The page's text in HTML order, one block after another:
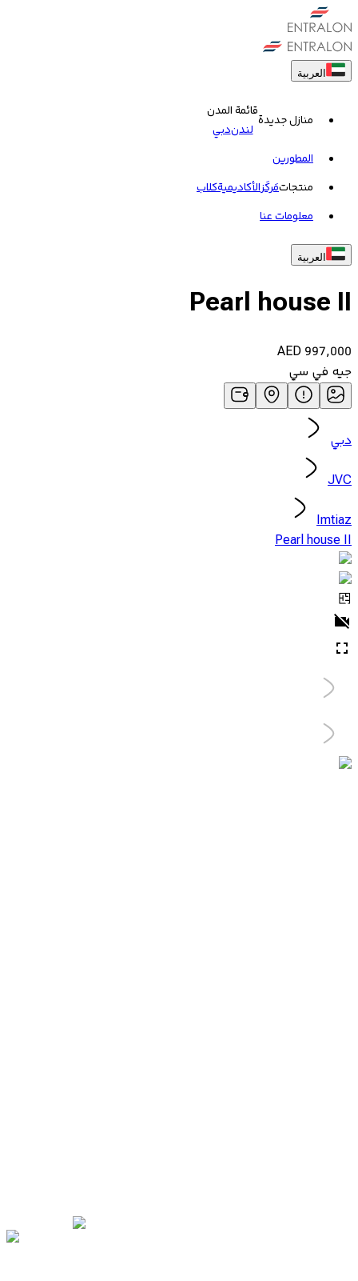
العربية
منازل جديدة
قائمة المدن
لندندبي
المطورين
منتجاتمَركَزالأكاديميةکلاب
معلومات عنا
العربية
Pearl house II
AED 997,000
جيه في سي
دبي
JVC
Imtiaz
Pearl house II